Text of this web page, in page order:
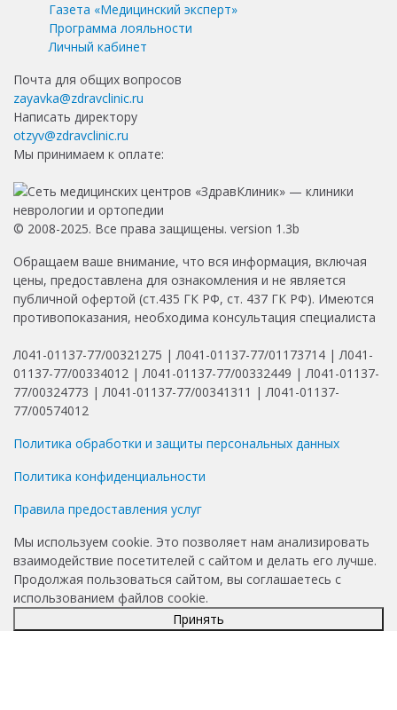
Газета «Медицинский эксперт»
Программа лояльности
Личный кабинет
Почта для общих вопросов
zayavka@zdravclinic.ru
Написать директору
otzyv@zdravclinic.ru
Мы принимаем к оплате:
© 2008-2025. Все права защищены. version 1.3b
Обращаем ваше внимание, что вся информация, включая
цены, предоставлена для ознакомления и не является
публичной офертой (ст.435 ГК РФ, ст. 437 ГК РФ). Имеются
противопоказания, необходима консультация специалиста
Л041-01137-77/00321275 | Л041-01137-77/01173714 | Л041-
01137-77/00334012 | Л041-01137-77/00332449 | Л041-01137-
77/00324773 | Л041-01137-77/00341311 | Л041-01137-
77/00574012
Политика обработки и защиты персональных данных
Политика конфиденциальности
Правила предоставления услуг
Мы используем cookie. Это позволяет нам анализировать
взаимодействие посетителей с сайтом и делать его лучше.
Продолжая пользоваться сайтом, вы соглашаетесь с
использованием файлов cookie.
Принять